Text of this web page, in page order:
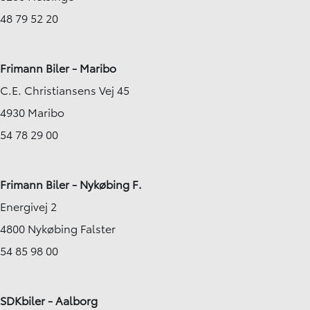
48 79 52 20
Frimann Biler - Maribo
C.E. Christiansens Vej 45
4930 Maribo
54 78 29 00
Frimann Biler - Nykøbing F.
Energivej 2
4800 Nykøbing Falster
54 85 98 00
SDKbiler - Aalborg